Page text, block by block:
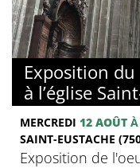
Exposition
à l’église
MERCREDI 12 AOÛT
SAINT-EUSTACHE
Exposition de